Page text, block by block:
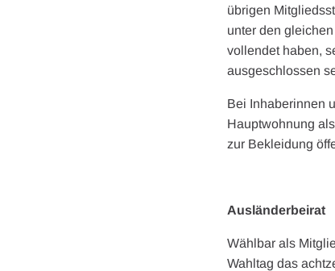
übrigen
unter den
vollendet haben,
ausgeschlossen
Bei Inhaberinnen
Hauptwohnung
zur Bekleidung
Ausländerbeirat
Wählbar als
Wahltag das